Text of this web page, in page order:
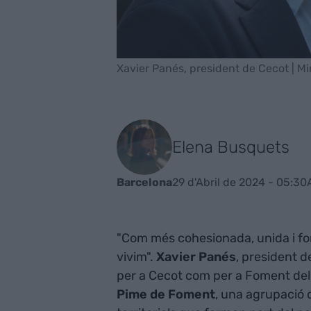
Xavier Panés, president de Cecot |
Elena Busquets
Barcelona29 d'Abril de 2024 - 05:30
"Com més cohesionada, unida i
vivim". Xavier Panés, president
per a Cecot com per a Foment
Pime de Foment, una agrupació